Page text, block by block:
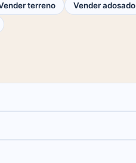
terreno Vender adosado